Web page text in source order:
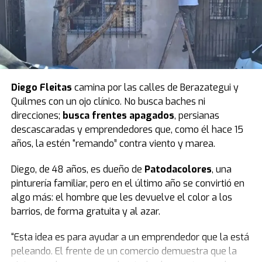
cerró la senadora.
Luego pidió un minuto de silencio por las víctimas e hizo
parar a todo el bloque. El peronismo observó y
Villarruel aclaró que ella no podía definir eso.
Finalmente, todos se pusieron de pie y se hizo silencio.
El peronismo se opuso desde el inicioy, además de
advertir que la ley se concentra en lo punitivo y no en la
protección de las infancias, remarcó que los fondos
presupuestados resultan insuficientes.
Según la norma,el presupuesto para un sistema que
reduce la edad de 16 a 14 años destina $23.700
millones a las provincias.
costo del metro cuadrado es de 3,2 millones de pesos.
Con el presupuesto previsto se podrían construir 7.400
Diego Fleitas camina por las calles de Berazategui y
Quilmes con un ojo clínico. No busca baches ni
direcciones; busca frentes apagados, persianas
descascaradas y emprendedores que, como él hace 15
años, la estén “remando” contra viento y marea.
Diego, de 48 años, es dueño de Patodacolores, una
pinturería familiar, pero en el último año se convirtió en
algo más: el hombre que les devuelve el color a los
barrios, de forma gratuita y al azar.
“Esta idea es para ayudar a un emprendedor que la está
peleando. El frente de un comercio demuestra que la